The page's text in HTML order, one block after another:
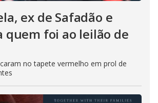
ex de Safadão e
quem foi ao leilão de
no tapete vermelho em prol de